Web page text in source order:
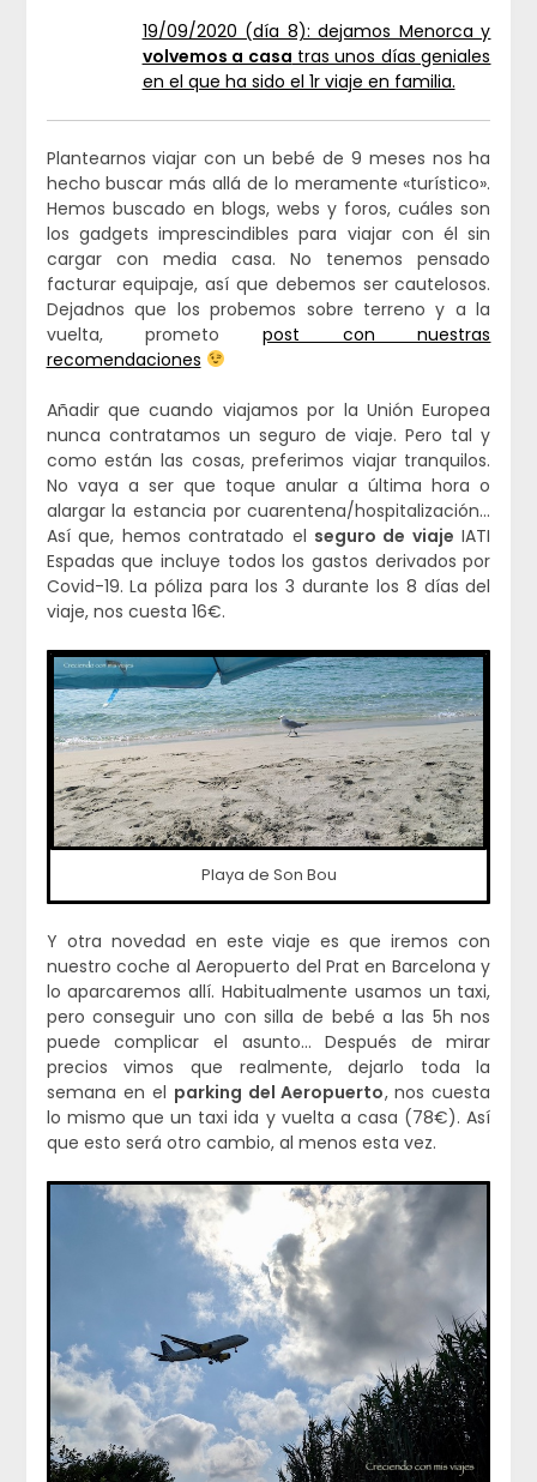
19/09/2020 (día 8): dejamos Menorca y
volvemos a casa tras unos días geniales
en el que ha sido el 1r viaje en familia.
Plantearnos viajar con un bebé de 9 meses nos ha
hecho buscar más allá de lo meramente «turístico».
Hemos buscado en blogs, webs y foros, cuáles son
los gadgets imprescindibles para viajar con él sin
cargar con media casa. No tenemos pensado
facturar equipaje, así que debemos ser cautelosos.
Dejadnos que los probemos sobre terreno y a la
vuelta, prometo post con nuestras
recomendaciones
Añadir que cuando viajamos por la Unión Europea
nunca contratamos un seguro de viaje. Pero tal y
como están las cosas, preferimos viajar tranquilos.
No vaya a ser que toque anular a última hora o
alargar la estancia por cuarentena/hospitalización…
Así que, hemos contratado el seguro de viaje IATI
Espadas que incluye todos los gastos derivados por
Covid-19. La póliza para los 3 durante los 8 días del
viaje, nos cuesta 16€.
Playa de Son Bou
Y otra novedad en este viaje es que iremos con
nuestro coche al Aeropuerto del Prat en Barcelona y
lo aparcaremos allí. Habitualmente usamos un taxi,
pero conseguir uno con silla de bebé a las 5h nos
puede complicar el asunto… Después de mirar
precios vimos que realmente, dejarlo toda la
semana en el parking del Aeropuerto, nos cuesta
lo mismo que un taxi ida y vuelta a casa (78€). Así
que esto será otro cambio, al menos esta vez.